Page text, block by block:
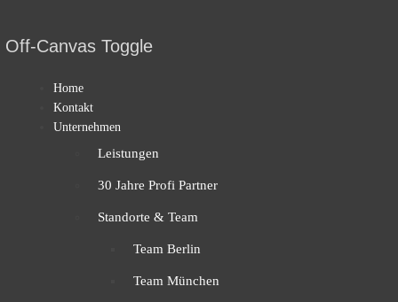
Off-Canvas Toggle
Home
Kontakt
Unternehmen
Leistungen
30 Jahre Profi Partner
Standorte & Team
Team Berlin
Team München